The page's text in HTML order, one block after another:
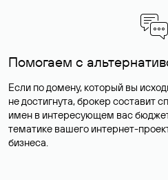
Помогаем с
Если по домену, который вы
не достигнута, брокер составит
имен в интересующем вас
тематике вашего интернет-
бизнеса.